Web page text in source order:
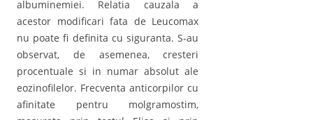
albuminemiei. Relatia cauzala a
acestor modificari fata de Leucomax
nu poate fi definita cu siguranta. S-au
observat, de asemenea, cresteri
procentuale si in numar absolut ale
eozinofilelor. Frecventa anticorpilor cu
afinitate pentru molgramostim,